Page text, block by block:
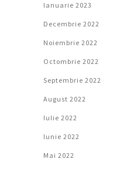
Ianuarie 2023
Decembrie 2022
Noiembrie 2022
Octombrie 2022
Septembrie 2022
August 2022
Iulie 2022
Iunie 2022
Mai 2022